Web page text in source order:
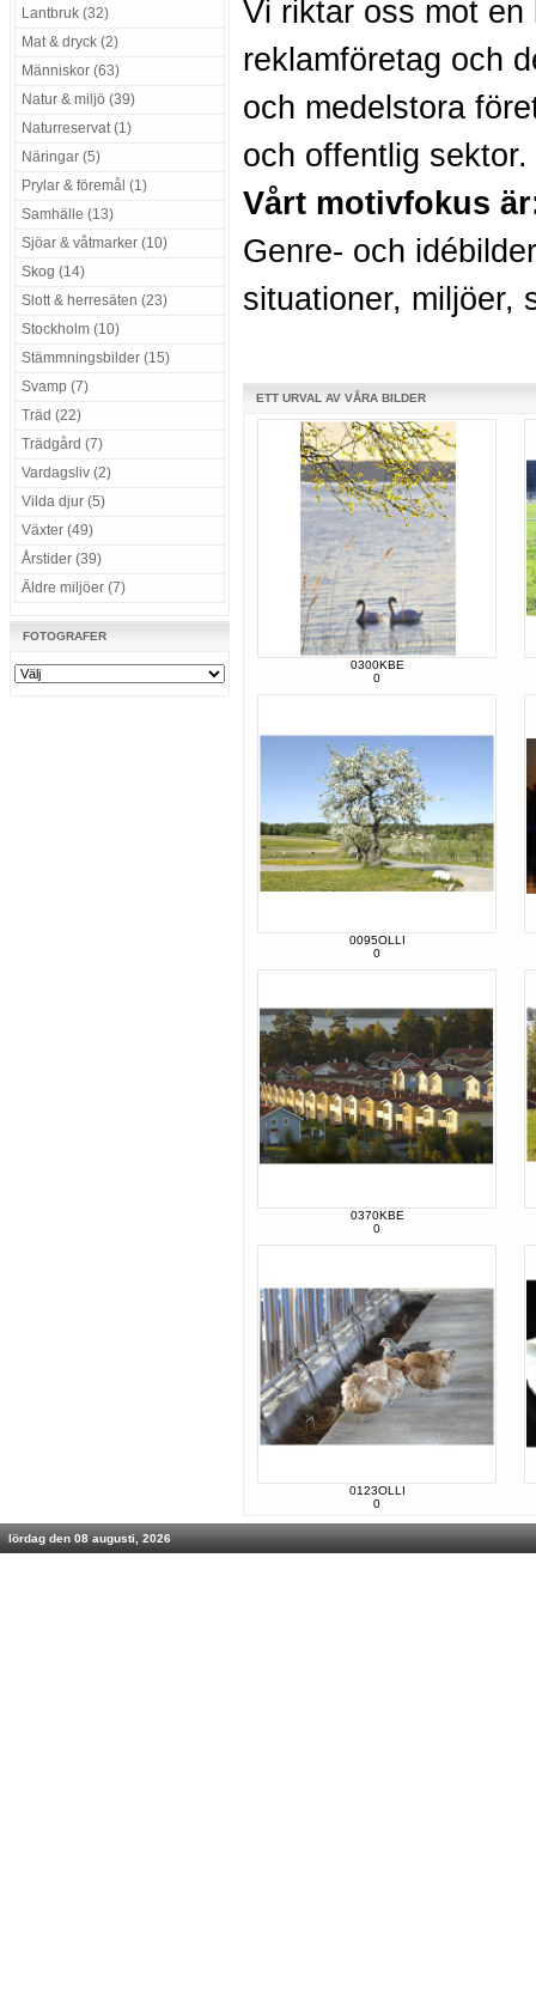
Lantbruk (32)
Mat & dryck (2)
Människor (63)
Natur & miljö (39)
Naturreservat (1)
Näringar (5)
Prylar & föremål (1)
Samhälle (13)
Sjöar & våtmarker (10)
Skog (14)
Slott & herresäten (23)
Stockholm (10)
Stämmningsbilder (15)
Svamp (7)
Träd (22)
Trädgård (7)
Vardagsliv (2)
Vilda djur (5)
Växter (49)
Årstider (39)
Äldre miljöer (7)
FOTOGRAFER
Vi riktar oss mot en
reklamföretag och
och medelstora
och offentlig sektor.
Vårt motivfokus
Genre- och
situationer, miljöer,
ETT URVAL AV VÅRA BILDER
0300KBE
0
0095OLLI
0
0370KBE
0
0123OLLI
0
lördag den 08 augusti, 2026